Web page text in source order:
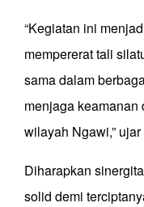
“Kegiatan ini
mempererat tali
sama dalam
menjaga keamanan
wilayah Ngawi,”
Diharapkan
solid demi